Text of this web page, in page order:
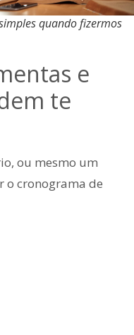
quando fizermos
e
te
ou mesmo um
o cronograma de